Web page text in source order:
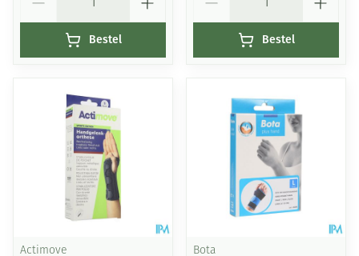
Bestel Bestel
Actimove Bota